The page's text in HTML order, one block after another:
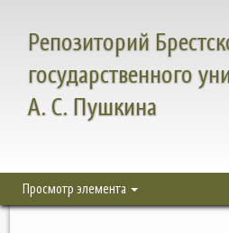
Репозиторий
государственного
А. С. Пушкина
Просмотр элемента